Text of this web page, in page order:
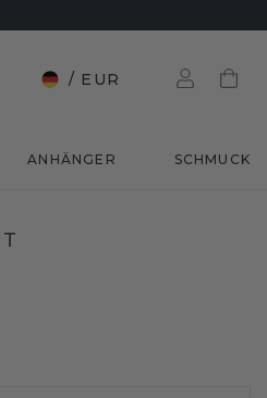
/ EUR
ANHÄNGER SCHMUCK